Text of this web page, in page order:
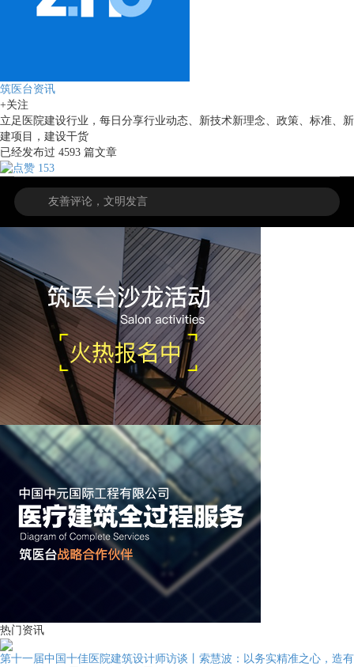
筑医台资讯
+关注
立足医院建设行业，每日分享行业动态、新技术新理念、政策、标准、新
建项目，建设干货
已经发布过 4593 篇文章
153
热门资讯
第十一届中国十佳医院建筑设计师访谈丨索慧波：以务实精准之心，造有